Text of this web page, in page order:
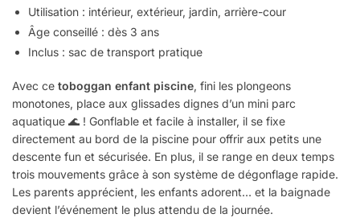
Utilisation : intérieur, extérieur, jardin, arrière-cour
Âge conseillé : dès 3 ans
Inclus : sac de transport pratique
Avec ce toboggan enfant piscine, fini les plongeons
monotones, place aux glissades dignes d’un mini parc
aquatique 🌊 ! Gonflable et facile à installer, il se fixe
directement au bord de la piscine pour offrir aux petits une
descente fun et sécurisée. En plus, il se range en deux temps
trois mouvements grâce à son système de dégonflage rapide.
Les parents apprécient, les enfants adorent… et la baignade
devient l’événement le plus attendu de la journée.